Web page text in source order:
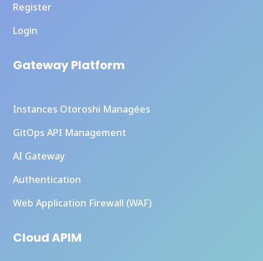
Register
Login
Gateway Platform
Instances Otoroshi Managées
GitOps API Management
AI Gateway
Authentication
Web Application Firewall (WAF)
Cloud APIM